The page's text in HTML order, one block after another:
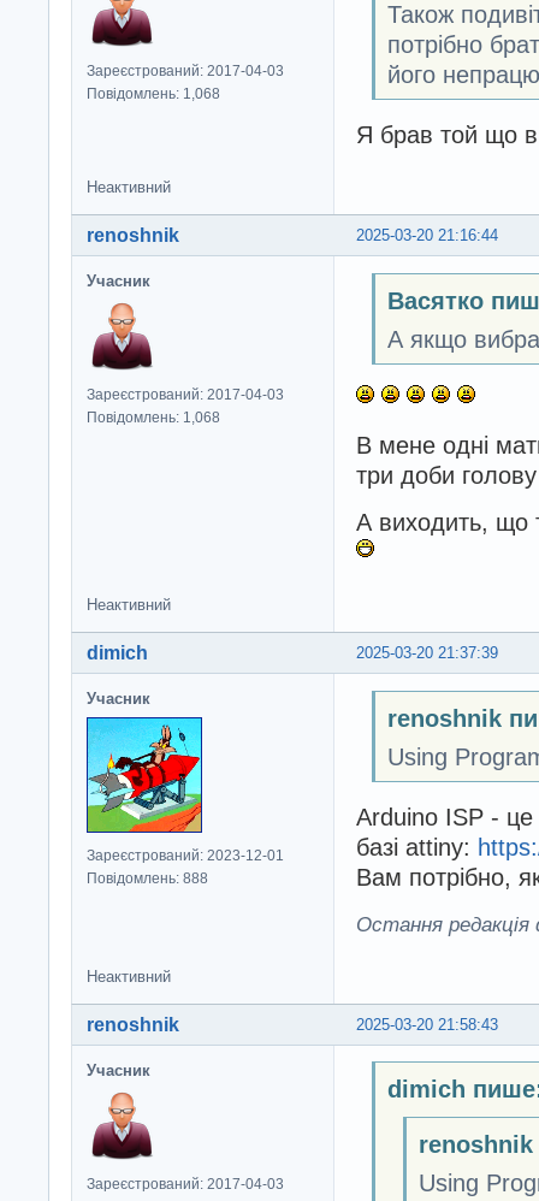
Зареєстрований: 2017-04-03
Повідомлень: 1,068
Також
потрібно
його
Я брав той що
Неактивний
2025-03-20 21:16:44
renoshnik
Учасник
Зареєстрований: 2017-04-03
Повідомлень: 1,068
Васятко
А якщо
В мене одні
три доби
А виходить, що
Неактивний
2025-03-20 21:37:39
dimich
Учасник
Зареєстрований: 2023-12-01
Повідомлень: 888
renoshnik
Using
Arduino ISP - це
базі attiny:
Вам потрібно,
Остання редакція
Неактивний
2025-03-20 21:58:43
renoshnik
Учасник
Зареєстрований: 2017-04-03
dimich
Using